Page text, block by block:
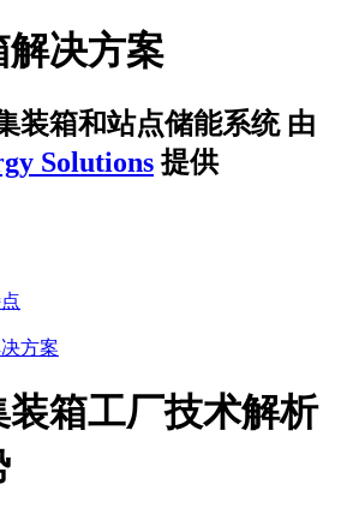
解决方案
装箱和站点储能系统 由
Solutions 提供
方案
箱工厂技术解析